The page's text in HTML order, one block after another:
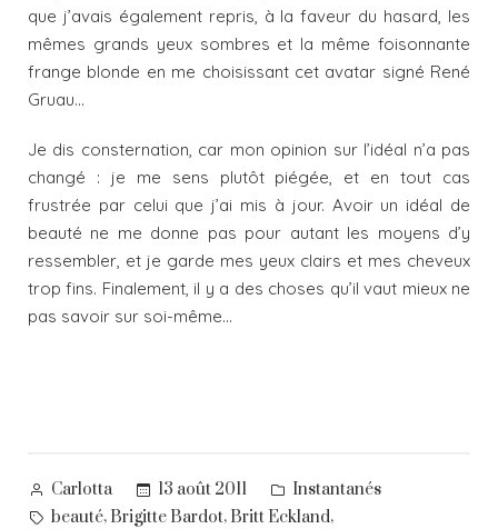
que j’avais également repris, à la faveur du hasard, les
mêmes grands yeux sombres et la même foisonnante
frange blonde en me choisissant cet avatar signé René
Gruau…
Je dis consternation, car mon opinion sur l’idéal n’a pas
changé : je me sens plutôt piégée, et en tout cas
frustrée par celui que j’ai mis à jour. Avoir un idéal de
beauté ne me donne pas pour autant les moyens d’y
ressembler, et je garde mes yeux clairs et mes cheveux
trop fins. Finalement, il y a des choses qu’il vaut mieux ne
pas savoir sur soi-même…
Posted
by
Carlotta 13 août 2011
Posted
in
Instantanés
Tags:
beauté, Brigitte Bardot, Britt Eckland,